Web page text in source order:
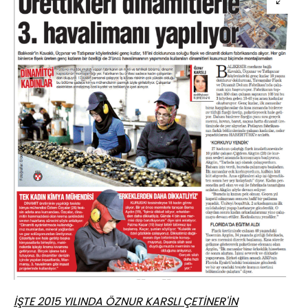
İŞTE 2015 YILINDA ÖZNUR KARSLI ÇETİNER'İN